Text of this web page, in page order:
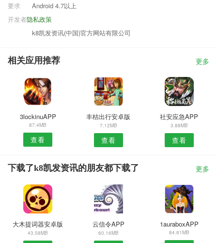
要求
Android 4.7以上
隐私政策
开发者
k8凯发资讯(中国)官方网站有限公司
相关应用推荐 更多
3lockinuAPP
87.4MB
查看
丰桔出行安卓版
7.12MB
查看
社安应急APP
3.88MB
查看
下载了k8凯发资讯的朋友都下载了 更多
大木提词器安卓版
43.58MB
云信令APP
60.16MB
1auraboxAPP
84.81MB